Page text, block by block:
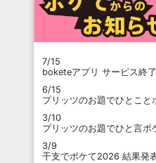
7/15
boketeアプリ サービス終
6/15
プリッツのお題でひとこと
3/10
プリッツのお題でひと言ボ
3/9
干支でボケて2026 結果発